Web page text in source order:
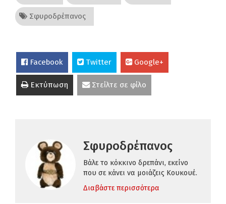
Σφυροδρέπανος
Facebook Twitter Google+
Εκτύπωση Στείλτε σε φίλο
Σφυροδρέπανος
Βάλε το κόκκινο δρεπάνι, εκείνο
που σε κάνει να μοιάζεις Κουκουέ.
Διαβάστε περισσότερα